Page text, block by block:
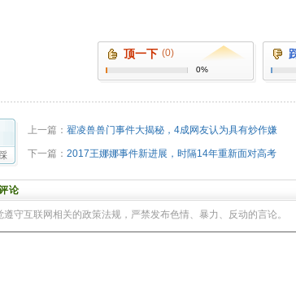
顶一下 (0)
0%
上一篇： 翟凌兽兽门事件大揭秘，4成网友认为具有炒作嫌
下一篇： 2017王娜娜事件新进展，时隔14年重新面对高考
论
遵守互联网相关的政策法规，严禁发布色情、暴力、反动的言论。